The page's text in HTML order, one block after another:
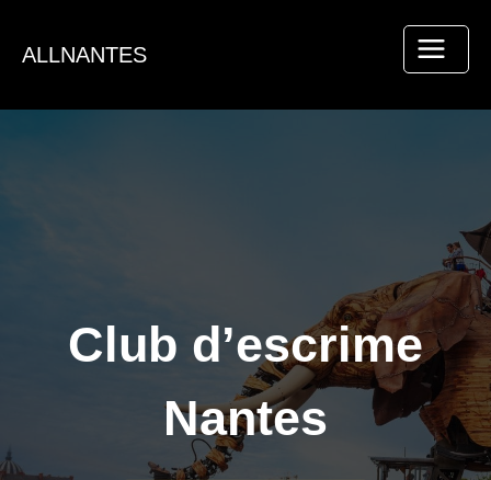
contenu
ALLNANTES
Club d’escrime
Nantes